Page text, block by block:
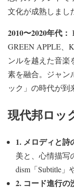
文化が成熟しまし
2010〜2020年代：
GREEN APPLE、
ンルを越えた音
素を融合。ジャン
ック」の時代が到
現代邦ロッ
1. メロディと詩
美と、心情描写
dism「Subtitle」
2. コード進行の